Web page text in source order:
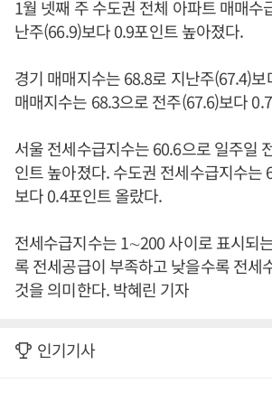
1월 넷째 주 수도권 전체 아파트 매매수
난주(66.9)보다 0.9포인트 높아졌다.
경기 매매지수는 68.8로 지난주(67.4)
매매지수는 68.3으로 전주(67.6)보다
서울 전세수급지수는 60.6으로 일주일
인트 높아졌다. 수도권 전세수급지수는
보다 0.4포인트 올랐다.
전세수급지수는 1∼200 사이로 표시되
록 전세공급이 부족하고 낮을수록 전세
것을 의미한다. 박혜린 기자
인기기사